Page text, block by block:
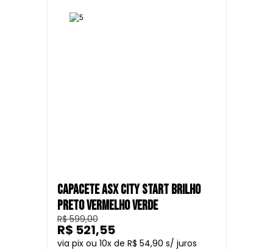
CAPACETE ASX CITY START BRILHO
PRETO VERMELHO VERDE
R$ 599,00
10
R$ 54,90
R$ 521,55